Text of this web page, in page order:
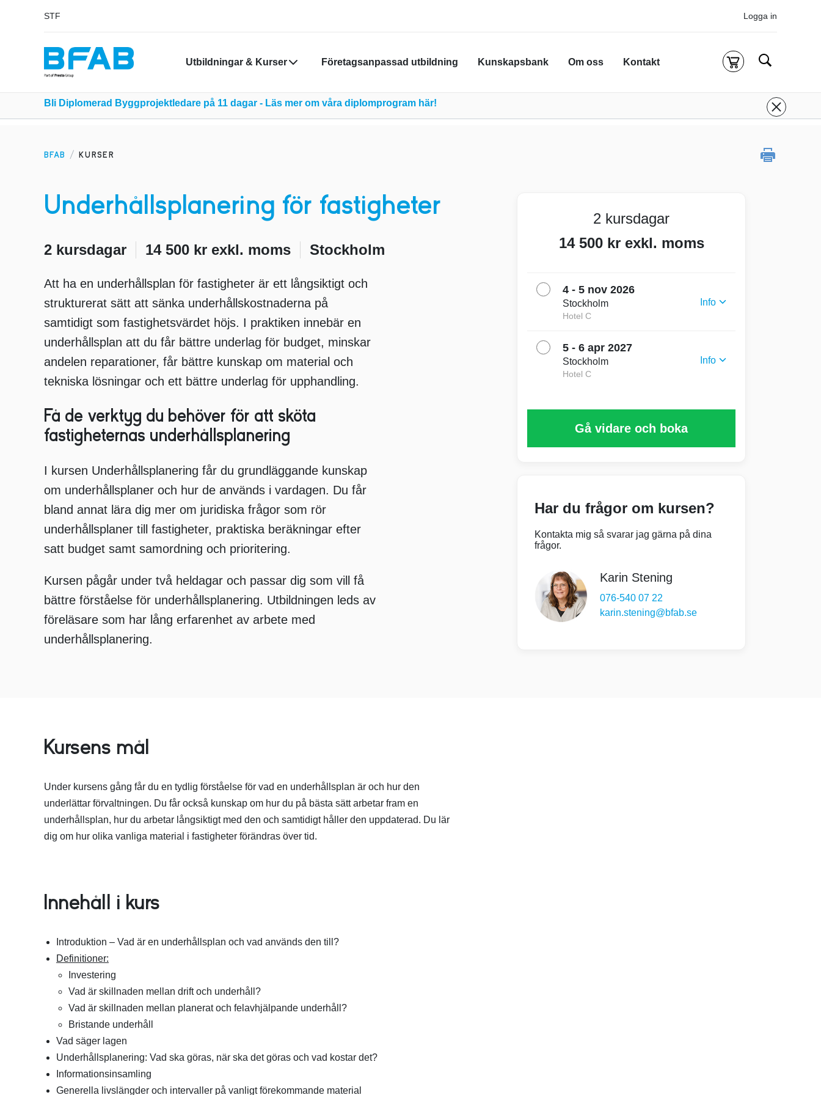
STF Logga in
Utbildningar & Kurser Företagsanpassad utbildning Kunskapsbank Om oss Kontakt Kassa
Sök
Bli Diplomerad Byggprojektledare på 11 dagar - Läs mer om våra diplomprogram här!
BFAB KURSER
Underhållsplanering för fastigheter
2 kursdagar 14 500 kr exkl. moms Stockholm
Att ha en underhållsplan för fastigheter är ett långsiktigt och
strukturerat sätt att sänka underhållskostnaderna på
samtidigt som fastighetsvärdet höjs. I praktiken innebär en
underhållsplan att du får bättre underlag för budget, minskar
andelen reparationer, får bättre kunskap om material och
tekniska lösningar och ett bättre underlag för upphandling.
Få de verktyg du behöver för att sköta
fastigheternas underhållsplanering
I kursen Underhållsplanering får du grundläggande kunskap
om underhållsplaner och hur de används i vardagen. Du får
bland annat lära dig mer om juridiska frågor som rör
underhållsplaner till fastigheter, praktiska beräkningar efter
satt budget samt samordning och prioritering.
Kursen pågår under två heldagar och passar dig som vill få
bättre förståelse för underhållsplanering. Utbildningen leds av
föreläsare som har lång erfarenhet av arbete med
underhållsplanering.
2 kursdagar
14 500 kr exkl. moms
4 - 5 nov 2026
Stockholm
Hotel C
Info
Slut 5 november 16:00
5 - 6 apr 2027
Stockholm
Hotel C
Info
Gå vidare och boka
Har du frågor om kursen?
Kontakta mig så svarar jag gärna på dina
frågor.
Karin Stening
076-540 07 22
karin.stening@bfab.se
Kursens mål
Under kursens gång får du en tydlig förståelse för vad en underhållsplan är och hur den
underlättar förvaltningen. Du får också kunskap om hur du på bästa sätt arbetar fram en
underhållsplan, hur du arbetar långsiktigt med den och samtidigt håller den uppdaterad. Du lär
dig om hur olika vanliga material i fastigheter förändras över tid.
Innehåll i kurs
Introduktion – Vad är en underhållsplan och vad används den till?
Definitioner:
Investering
Vad är skillnaden mellan drift och underhåll?
Vad är skillnaden mellan planerat och felavhjälpande underhåll?
Bristande underhåll
Vad säger lagen
Underhållsplanering: Vad ska göras, när ska det göras och vad kostar det?
Informationsinsamling
Generella livslängder och intervaller på vanligt förekommande material